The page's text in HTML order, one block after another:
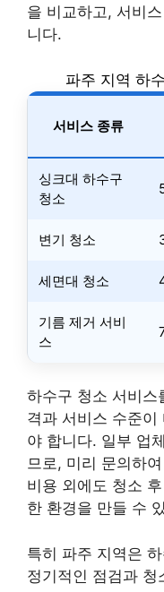
을 비교하고, 서비
니다.
파주 지역 하
서비스 종류
싱크대 하수구
청소
변기 청소
세면대 청소
기름 제거 서비
스
하수구 청소 서비스
격과 서비스 수준이
야 합니다. 일부 업
므로, 미리 문의하
비용 외에도 청소
한 환경을 만들 수
특히 파주 지역은
정기적인 점검과 청